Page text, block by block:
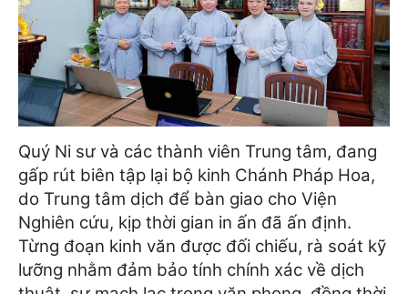
Quý Ni sư và các thành viên Trung tâm, đang
gấp rút biên tập lại bộ kinh Chánh Pháp Hoa,
do Trung tâm dịch để bàn giao cho Viện
Nghiên cứu, kịp thời gian in ấn đã ấn định.
Từng đoạn kinh văn được đối chiếu, rà soát kỹ
lưỡng nhằm đảm bảo tính chính xác về dịch